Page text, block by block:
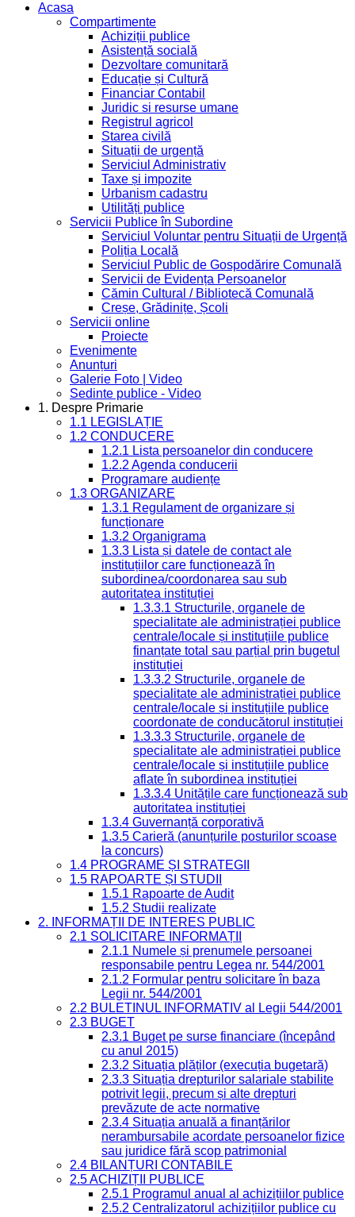
Acasa
Compartimente
Achiziții publice
Asistență socială
Dezvoltare comunitară
Educație și Cultură
Financiar Contabil
Juridic si resurse umane
Registrul agricol
Starea civilă
Situații de urgență
Serviciul Administrativ
Taxe și impozite
Urbanism cadastru
Utilități publice
Servicii Publice în Subordine
Serviciul Voluntar pentru Situații de Urgență
Poliția Locală
Serviciul Public de Gospodărire Comunală
Servicii de Evidența Persoanelor
Cămin Cultural / Bibliotecă Comunală
Creșe, Grădinițe, Școli
Servicii online
Proiecte
Evenimente
Anunțuri
Galerie Foto | Video
Sedinte publice - Video
1. Despre Primarie
1.1 LEGISLAȚIE
1.2 CONDUCERE
1.2.1 Lista persoanelor din conducere
1.2.2 Agenda conducerii
Programare audiențe
1.3 ORGANIZARE
1.3.1 Regulament de organizare și
funcționare
1.3.2 Organigrama
1.3.3 Lista și datele de contact ale
instituțiilor care funcționează în
subordinea/coordonarea sau sub
autoritatea instituției
1.3.3.1 Structurile, organele de
specialitate ale administrației publice
centrale/locale și instituțiile publice
finanțate total sau parțial prin bugetul
instituției
1.3.3.2 Structurile, organele de
specialitate ale administrației publice
centrale/locale și instituțiile publice
coordonate de conducătorul instituției
1.3.3.3 Structurile, organele de
specialitate ale administrației publice
centrale/locale și instituțiile publice
aflate în subordinea instituției
1.3.3.4 Unitățile care funcționează sub
autoritatea instituției
1.3.4 Guvernanță corporativă
1.3.5 Carieră (anunțurile posturilor scoase
la concurs)
1.4 PROGRAME ȘI STRATEGII
1.5 RAPOARTE ȘI STUDII
1.5.1 Rapoarte de Audit
1.5.2 Studii realizate
2. INFORMAȚII DE INTERES PUBLIC
2.1 SOLICITARE INFORMAȚII
2.1.1 Numele și prenumele persoanei
responsabile pentru Legea nr. 544/2001
2.1.2 Formular pentru solicitare în baza
Legii nr. 544/2001
2.2 BULETINUL INFORMATIV al Legii 544/2001
2.3 BUGET
2.3.1 Buget pe surse financiare (începând
cu anul 2015)
2.3.2 Situația plăților (execuția bugetară)
2.3.3 Situația drepturilor salariale stabilite
potrivit legii, precum și alte drepturi
prevăzute de acte normative
2.3.4 Situația anuală a finanțărilor
nerambursabile acordate persoanelor fizice
sau juridice fără scop patrimonial
2.4 BILANȚURI CONTABILE
2.5 ACHIZIȚII PUBLICE
2.5.1 Programul anual al achizițiilor publice
2.5.2 Centralizatorul achizițiilor publice cu